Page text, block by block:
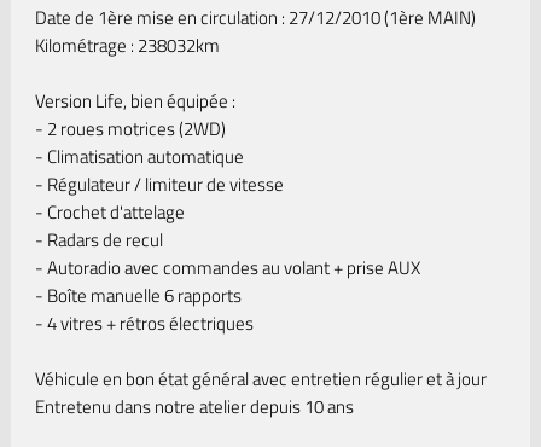
Date de 1ère mise en circulation : 27/12/2010 (1ère MAIN)
Kilométrage : 238032km
Version Life, bien équipée :
- 2 roues motrices (2WD)
- Climatisation automatique
- Régulateur / limiteur de vitesse
- Crochet d'attelage
- Radars de recul
- Autoradio avec commandes au volant + prise AUX
- Boîte manuelle 6 rapports
- 4 vitres + rétros électriques
Véhicule en bon état général avec entretien régulier et à jour
Entretenu dans notre atelier depuis 10 ans